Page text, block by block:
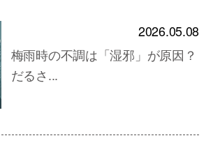
2026.05.08
梅雨時の不調は「湿邪」が原因？
だるさ...